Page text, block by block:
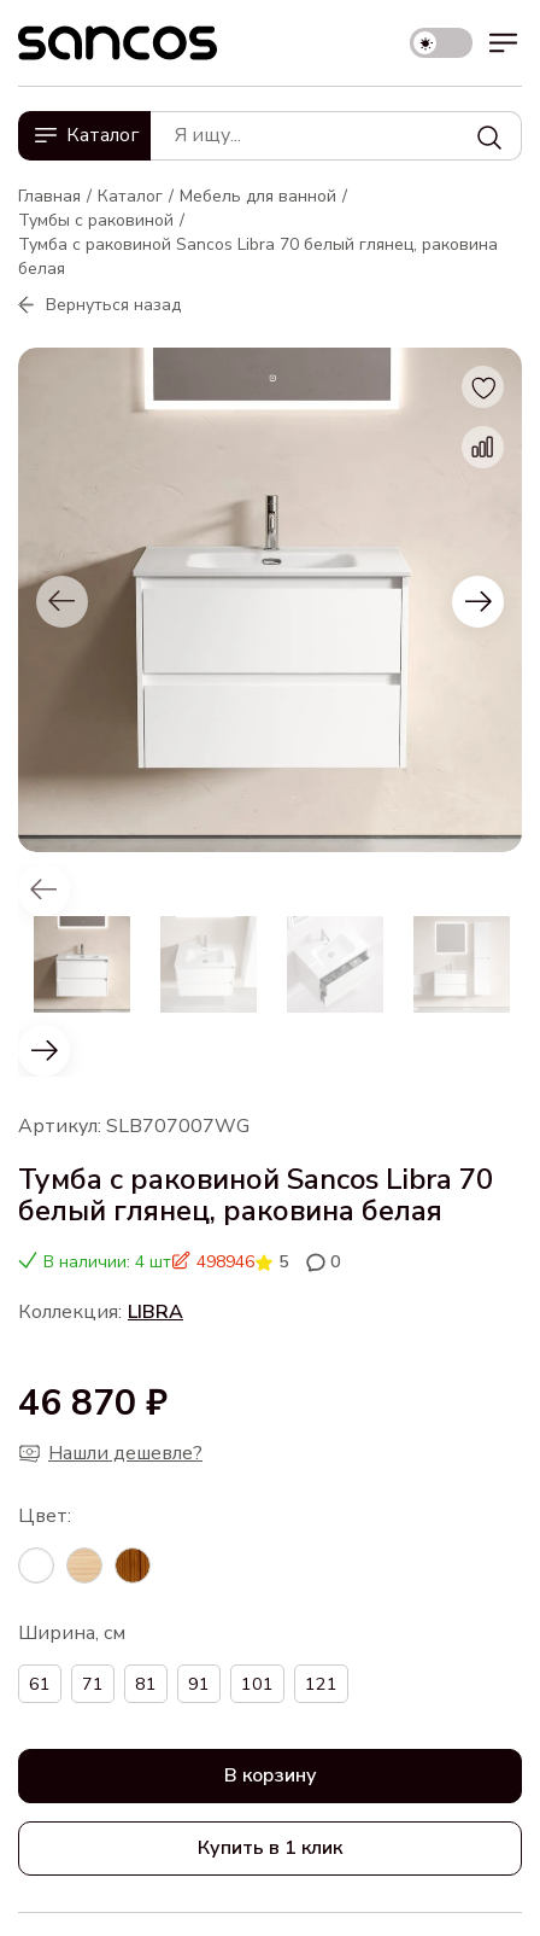
Каталог
Главная Каталог
Мебель для ванной
Тумбы с раковиной
Тумба с раковиной Sancos Libra 70 белый глянец, раковина
белая
Вернуться назад
Артикул: SLB707007WG
Тумба с раковиной Sancos Libra 70
белый глянец, раковина белая
В наличии: 4 шт 498946 5 0
Коллекция: LIBRA
46 870 ₽
Нашли дешевле?
Ширина, см
61 71 81 91 101 121
В корзину
Купить в 1 клик